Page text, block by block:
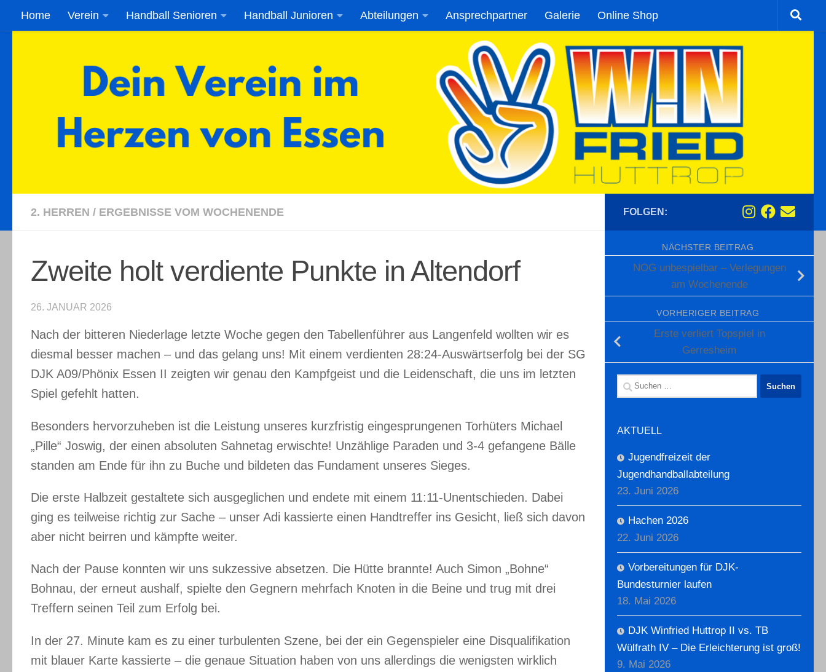
Zum Inhalt springen
Home Verein Handball Senioren Handball Junioren Abteilungen Ansprechpartner Galerie Online Shop
2. HERREN / ERGEBNISSE VOM WOCHENENDE
Zweite holt verdiente Punkte in Altendorf
26. JANUAR 2026
Nach der bitteren Niederlage letzte Woche gegen den Tabellenführer aus Langenfeld wollten wir es
diesmal besser machen – und das gelang uns! Mit einem verdienten 28:24-Auswärtserfolg bei der SG
DJK A09/Phönix Essen II zeigten wir genau den Kampfgeist und die Leidenschaft, die uns im letzten
Spiel gefehlt hatten.
Besonders hervorzuheben ist die Leistung unseres kurzfristig eingesprungenen Torhüters Michael
„Pille“ Joswig, der einen absoluten Sahnetag erwischte! Unzählige Paraden und 3-4 gefangene Bälle
standen am Ende für ihn zu Buche und bildeten das Fundament unseres Sieges.
Die erste Halbzeit gestaltete sich ausgeglichen und endete mit einem 11:11-Unentschieden. Dabei
ging es teilweise richtig zur Sache – unser Adi kassierte einen Handtreffer ins Gesicht, ließ sich davon
aber nicht beirren und kämpfte weiter.
Nach der Pause konnten wir uns sukzessive absetzen. Die Hütte brannte! Auch Simon „Bohne“
Bohnau, der erneut aushalf, spielte den Gegnern mehrfach Knoten in die Beine und trug mit drei
Treffern seinen Teil zum Erfolg bei.
In der 27. Minute kam es zu einer turbulenten Szene, bei der ein Gegenspieler eine Disqualifikation
mit blauer Karte kassierte – die genaue Situation haben von uns allerdings die wenigsten wirklich
FOLGEN:
NÄCHSTER BEITRAG
NOG unbespielbar – Verlegungen
am Wochenende
VORHERIGER BEITRAG
Erste verliert Topspiel in
Gerresheim
Suchen
nach:
AKTUELL
Jugendfreizeit der
Jugendhandballabteilung
23. Juni 2026
Hachen 2026
22. Juni 2026
Vorbereitungen für DJK-
Bundesturnier laufen
18. Mai 2026
DJK Winfried Huttrop II vs. TB
Wülfrath IV – Die Erleichterung ist groß!
9. Mai 2026